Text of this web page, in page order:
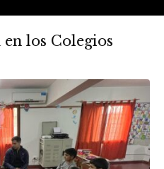
los Colegios